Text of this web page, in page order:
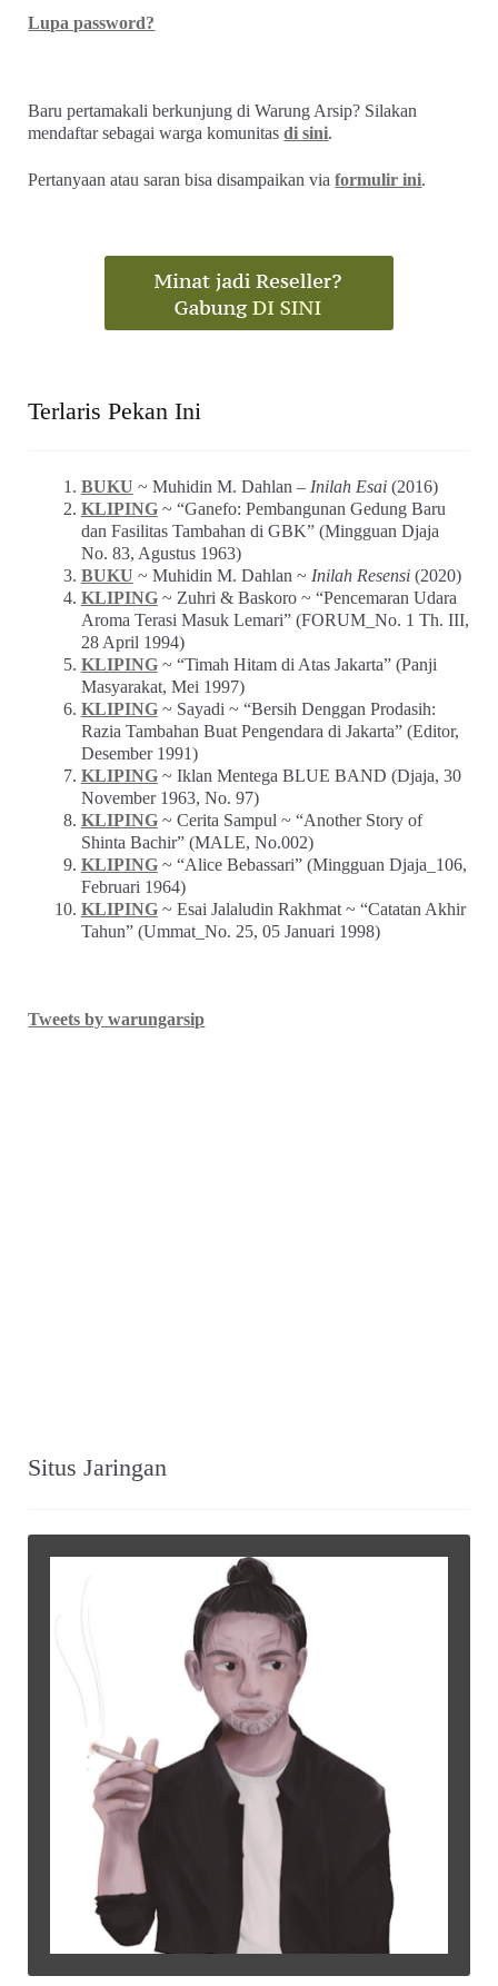
Lupa password?
Baru pertamakali berkunjung di Warung Arsip? Silakan
mendaftar sebagai warga komunitasdi sini.
Pertanyaan atau saran bisa disampaikan viaformulir ini.
Terlaris Pekan Ini
BUKU ~ Muhidin M. Dahlan – Inilah Esai(2016)
KLIPING~ “Ganefo: Pembangunan Gedung Baru
dan Fasilitas Tambahan di GBK” (Mingguan Djaja
No. 83, Agustus 1963)
BUKU ~ Muhidin M. Dahlan ~ Inilah Resensi(2020)
KLIPING~ Zuhri & Baskoro ~ “Pencemaran Udara
Aroma Terasi Masuk Lemari” (FORUM_No. 1 Th. III,
28 April 1994)
KLIPING~ “Timah Hitam di Atas Jakarta” (Panji
Masyarakat, Mei 1997)
KLIPING~ Sayadi ~ “Bersih Denggan Prodasih:
Razia Tambahan Buat Pengendara di Jakarta” (Editor,
Desember 1991)
KLIPING~ Iklan Mentega BLUE BAND (Djaja, 30
November 1963, No. 97)
KLIPING~ Cerita Sampul ~ “Another Story of
Shinta Bachir” (MALE, No.002)
KLIPING~ “Alice Bebassari” (Mingguan Djaja_106,
Februari 1964)
KLIPING~ Esai Jalaludin Rakhmat ~ “Catatan Akhir
Tahun” (Ummat_No. 25, 05 Januari 1998)
Tweets by warungarsip
Situs Jaringan